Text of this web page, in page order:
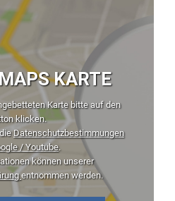
KARTE
Karte bitte auf den
klicken.
Datenschutzbestimmungen
/ Youtube.
können unserer
entnommen werden.